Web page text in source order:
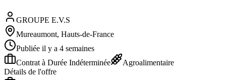
GROUPE E.V.S
Mureaumont, Hauts-de-France
Publiée il y a 4 semaines
Contrat à Durée Indéterminée
Agroalimentaire
Détails de l'offre